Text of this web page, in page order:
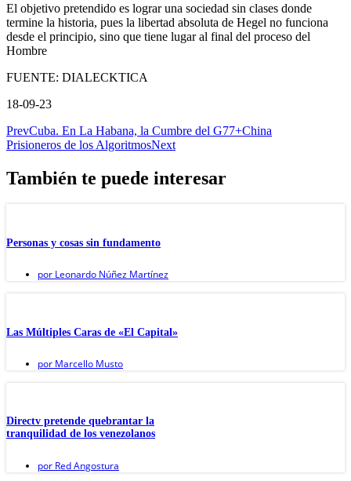
El objetivo pretendido es lograr una sociedad sin clases donde
termine la historia, pues la libertad absoluta de Hegel no funciona
desde el principio, sino que tiene lugar al final del proceso del
Hombre
FUENTE: DIALECKTICA
18-09-23
PrevCuba. En La Habana, la Cumbre del G77+China
Prisioneros de los AlgoritmosNext
También te puede interesar
Personas y cosas sin fundamento
por Leonardo Núñez Martínez
Las Múltiples Caras de «El Capital»
por Marcello Musto
Directv pretende quebrantar la
tranquilidad de los venezolanos
por Red Angostura